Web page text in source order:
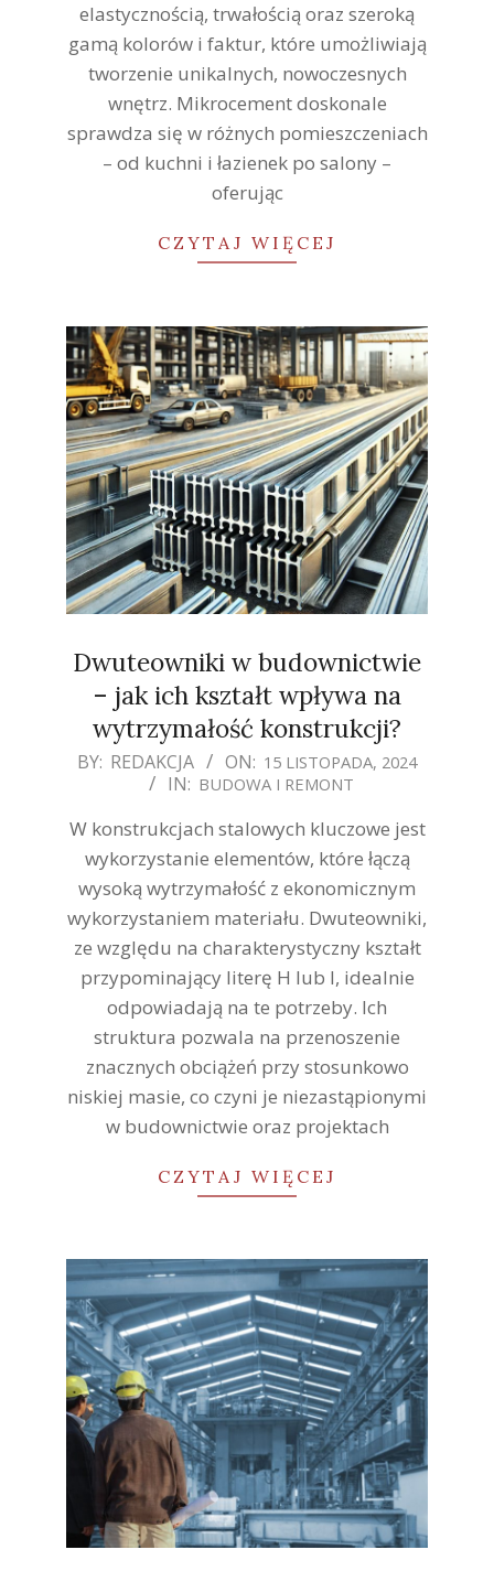
elastycznością, trwałością oraz szeroką
gamą kolorów i faktur, które umożliwiają
tworzenie unikalnych, nowoczesnych
wnętrz. Mikrocement doskonale
sprawdza się w różnych pomieszczeniach
– od kuchni i łazienek po salony –
oferując
CZYTAJ WIĘCEJ
Dwuteowniki w budownictwie
– jak ich kształt wpływa na
wytrzymałość konstrukcji?
2024-
15
BY: REDAKCJA ON: 15 LISTOPADA, 2024
IN: BUDOWA I REMONT
W konstrukcjach stalowych kluczowe jest
wykorzystanie elementów, które łączą
wysoką wytrzymałość z ekonomicznym
wykorzystaniem materiału. Dwuteowniki,
ze względu na charakterystyczny kształt
przypominający literę H lub I, idealnie
odpowiadają na te potrzeby. Ich
struktura pozwala na przenoszenie
znacznych obciążeń przy stosunkowo
niskiej masie, co czyni je niezastąpionymi
w budownictwie oraz projektach
CZYTAJ WIĘCEJ